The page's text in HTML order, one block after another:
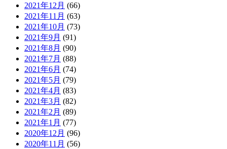
2021年12月 (66)
2021年11月 (63)
2021年10月 (73)
2021年9月 (91)
2021年8月 (90)
2021年7月 (88)
2021年6月 (74)
2021年5月 (79)
2021年4月 (83)
2021年3月 (82)
2021年2月 (89)
2021年1月 (77)
2020年12月 (96)
2020年11月 (56)